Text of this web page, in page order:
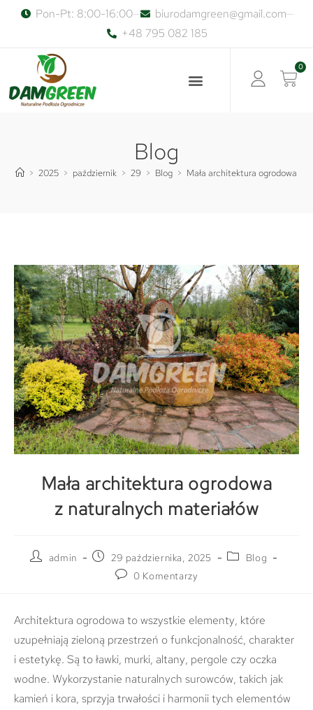
Pon-Pt: 8:00-16:00
biurodamgreen@gmail.com
+48 795 082 185
0
Blog
> 2025 > październik > 29 > Blog > Mała architektura ogrodowa z
Mała architektura ogrodowa
z naturalnych materiałów
admin 29 października, 2025
Blog
0 Komentarzy
Architektura ogrodowa to wszystkie elementy, które
uzupełniają zieloną przestrzeń o funkcjonalność, charakter
i estetykę. Są to ławki, murki, altany, pergole czy oczka
wodne. Wykorzystanie naturalnych surowców, takich jak
kamień i kora, sprzyja trwałości i harmonii tych elementów